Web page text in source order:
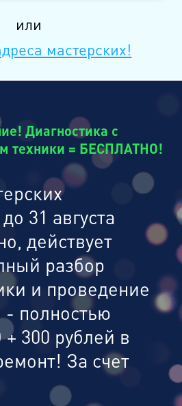
или
мастерских!
Диагностика с
техники = БЕСПЛАТНО!
31 августа
действует
разбор
и проведение
- полностью
300 рублей в
За счет